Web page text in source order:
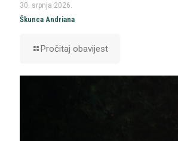
30. srpnja 2026.
Škunca Andriana
Pročitaj obavijest